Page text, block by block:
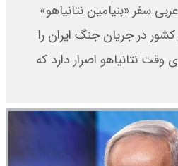
صعودی شد + جدول
قیمت طلای جهان امروز شنبه ۱۷ مرداد
سفر «بنیامین نتانیاهو»
در جریان جنگ ایران را
نتانیاهو اصرار دارد که